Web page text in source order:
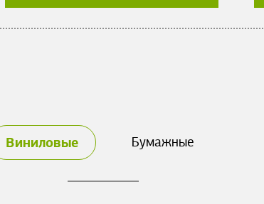
Виниловые Бумажные